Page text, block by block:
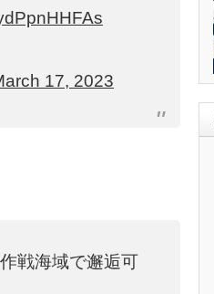
17, 2023
戦海域で邂逅可